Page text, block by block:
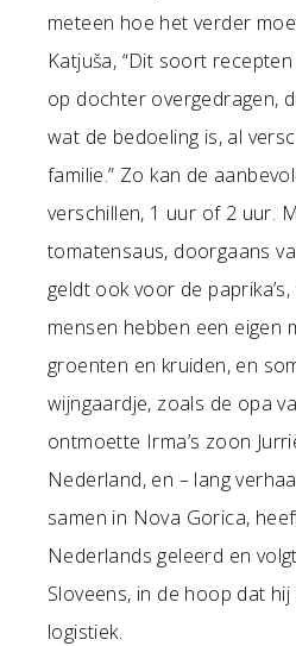
meteen hoe het verder
Katjuša, “Dit soort
op dochter overgedragen,
wat de bedoeling is, al
familie.” Zo kan de
verschillen, 1 uur of 2 uur.
tomatensaus, doorgaans
geldt ook voor de
mensen hebben een eigen
groenten en kruiden, en
wijngaardje, zoals de opa
ontmoette Irma’s zoon
Nederland, en – lang
samen in Nova Gorica,
Nederlands geleerd en
Sloveens, in de hoop dat
logistiek.